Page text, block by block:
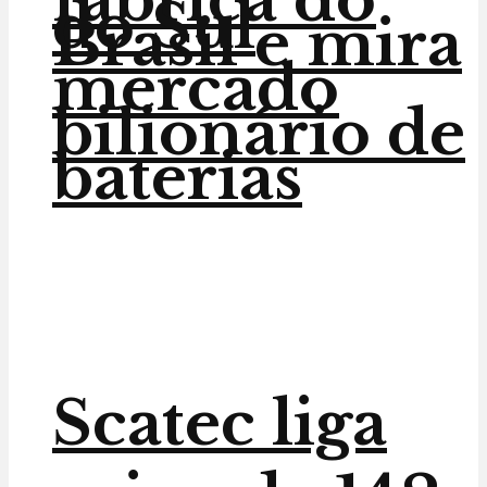
Brasil e mira
mercado
bilionário de
baterias
do Sul
Scatec liga